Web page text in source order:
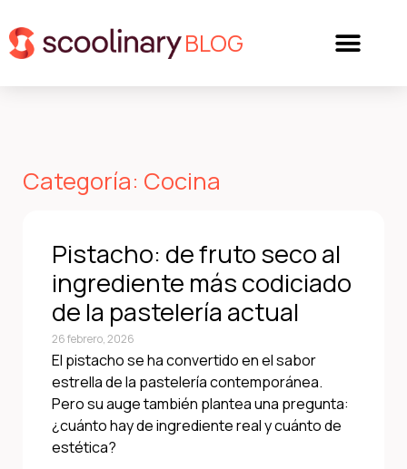
BLOG
Categoría: Cocina
Pistacho: de fruto seco al
ingrediente más codiciado
de la pastelería actual
26 febrero, 2026
El pistacho se ha convertido en el sabor
estrella de la pastelería contemporánea.
Pero su auge también plantea una pregunta:
¿cuánto hay de ingrediente real y cuánto de
estética?